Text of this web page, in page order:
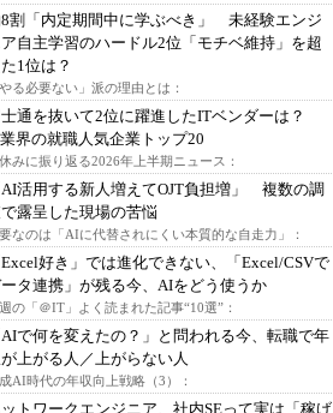
割「内定期間中に学ぶべき」 未経験エンジ
自主学習のハードル2位「モチベ維持」を超
1位は？
やる必要ない」派の理由とは：
通を抜いて2位に躍進したITベンダーは？
界の就職人気企業トップ20
みに振り返る2026年上半期ニュース：
AI活用する新人増えてOJT負担増」 複数の調
露呈した現場の苦悩
なのは「AIに代替されにくい本質的な自走力」：
Excel好き」では進化できない、「Excel/CSVで
タ連携」が残る今、AIをどう使うか
の「＠IT」よく読まれた記事“10選”：
AIで何を変えたの？」と問われる今、転職で年
上がる人／上がらない人
AI時代の年収向上戦略（3）：
トワークエンジニア、社内SEって実は「稼げ